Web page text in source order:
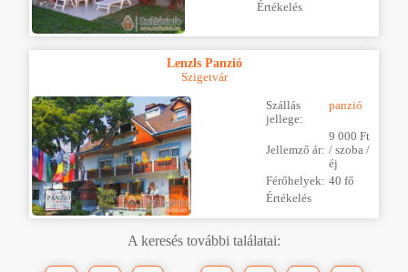
Értékelés
Lenzls Panzió
Szigetvár
Szállás
jellege:
panzió
Jellemző ár:
9 000 Ft
/ szoba /
éj
Férőhelyek: 40 fő
Értékelés
A keresés további találatai: